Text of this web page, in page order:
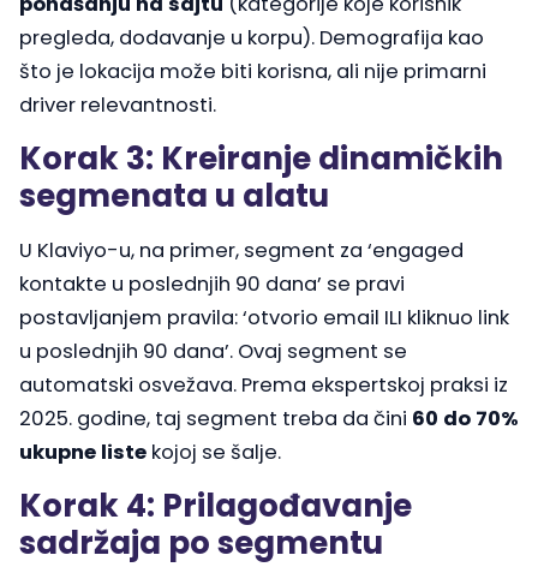
pregleda, dodavanje u korpu). Demografija kao
što je lokacija može biti korisna, ali nije primarni
driver relevantnosti.
Korak 3: Kreiranje dinamičkih
segmenata u alatu
U Klaviyo-u, na primer, segment za ‘engaged
kontakte u poslednjih 90 dana’ se pravi
postavljanjem pravila: ‘otvorio email ILI kliknuo link
u poslednjih 90 dana’. Ovaj segment se
automatski osvežava. Prema ekspertskoj praksi iz
2025. godine, taj segment treba da čini 60 do 70%
ukupne liste kojoj se šalje.
Korak 4: Prilagođavanje
sadržaja po segmentu